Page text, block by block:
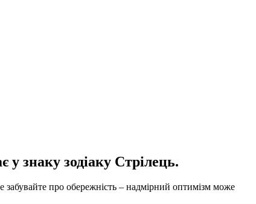
знаку зодіаку Стрілець.
про обережність – надмірний оптимізм може